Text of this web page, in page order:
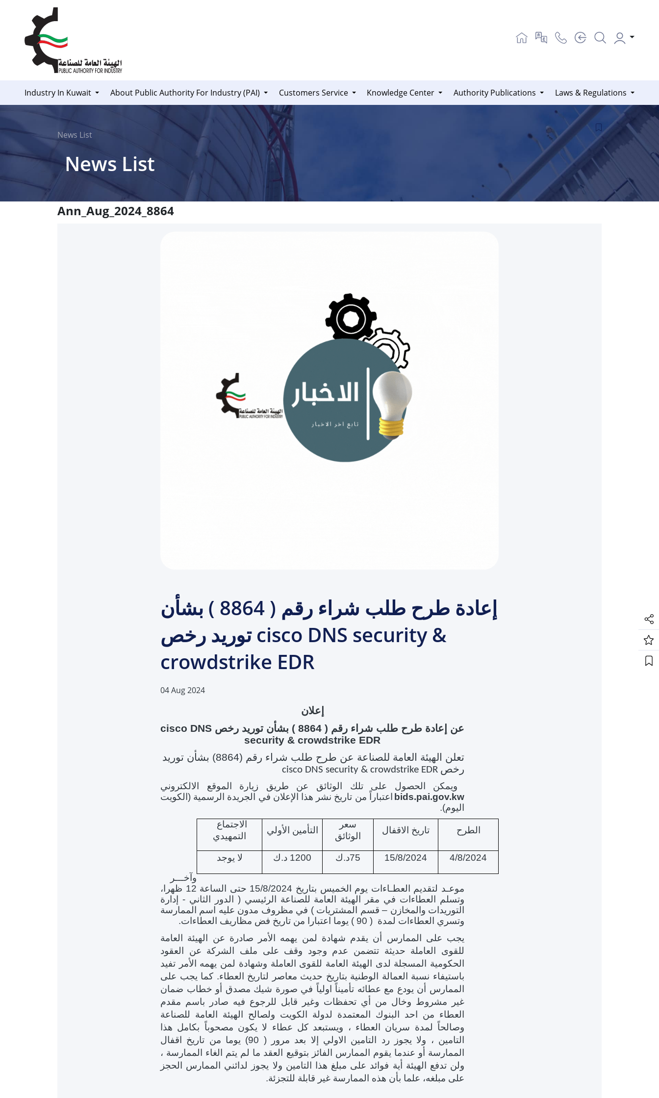
Skip to Content
Industry In Kuwait About Public Authority For Industry (PAI) Customers Service Knowledge Center Authority Publications Laws & Regulations
News List
News List
Ann_Aug_2024_8864
إعادة طرح طلب شراء رقم ( 8864 ) بشأن
توريد رخص cisco DNS security &
crowdstrike EDR
04 Aug 2024
إعلان
عن إعادة طرح طلب شراء رقم ( 8864 ) بشأن توريد رخص
cisco DNS
security & crowdstrike EDR
تعلن الهيئة العامة للصناعة عن طرح طلب شراء رقم (8864) بشأن
توريد
رخص cisco DNS security & crowdstrike EDR
ويمكن الحصول على تلك الوثائق عن طريق زيارة الموقع الالكتروني
bids.pai.gov.kw اعتباراً من تاريخ نشر هذا الإعلان في الجريدة الرسمية (الكويت
اليوم).
الطرح تاريخ الاقفال
سعر
الوثائق
التأمين الأولي
الاجتماع
التمهيدي
4/8/2024
15/8/2024 75د.ك 1200 د.ك
لا يوجد
وآخـــر
موعـد لتقديم العطـاءات يوم الخميس بتاريخ
حتى الساعة 12 ظهرا،
وتسلم العطاءات في مقر الهيئة العامة للصناعة الرئيسي ( الدور الثاني - إدارة
التوريدات والمخازن – قسم المشتريات ) في مظروف مدون عليه اسم الممارسة
وتسري العطاءات لمدة ( 90 ) يوما اعتبارا من تاريخ فض مظاريف العطاءات.
يجب على الممارس أن يقدم شهادة لمن يهمه الأمر صادرة عن الهيئة العامة
للقوى العاملة حديثة تتضمن عدم وجود وقف على ملف الشركة عن العقود
الحكومية المسجلة لدى الهيئة العامة للقوى العاملة وشهادة لمن يهمه الأمر تفيد
باستيفاء نسبة العمالة الوطنية بتاريخ حديث معاصر لتاريخ العطاء. كما يجب على
الممارس أن يودع مع عطائه تأميناً اولياً في صورة شيك مصدق أو خطاب ضمان
غير مشروط وخال من أي تحفظات وغير قابل للرجوع فيه صادر باسم مقدم
العطاء من احد البنوك المعتمدة لدولة الكويت ولصالح الهيئة العامة للصناعة
وصالحاً لمدة سريان العطاء ، ويستبعد كل عطاء لا يكون مصحوباً بكامل هذا
التامين ، ولا يجوز رد التامين الاولي إلا بعد مرور ( 90) يوما من تاريخ اقفال
الممارسة أو عندما يقوم الممارس الفائز بتوقيع العقد ما لم يتم الغاء الممارسة ،
ولن تدفع الهيئة أية فوائد على مبلغ هذا التامين ولا يجوز لدائني الممارس الحجز
على مبلغه، علما بأن هذه الممارسة غير قابلة للتجزئة.